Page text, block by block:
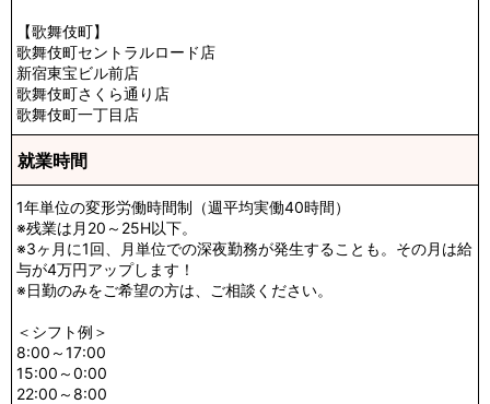
【歌舞伎町】
歌舞伎町セントラルロード店
新宿東宝ビル前店
歌舞伎町さくら通り店
歌舞伎町一丁目店
就業時間
1年単位の変形労働時間制（週平均実働40時間）
※残業は月20～25H以下。
※3ヶ月に1回、月単位での深夜勤務が発生することも。その月は給
与が4万円アップします！
※日勤のみをご希望の方は、ご相談ください。
＜シフト例＞
8:00～17:00
15:00～0:00
22:00～8:00